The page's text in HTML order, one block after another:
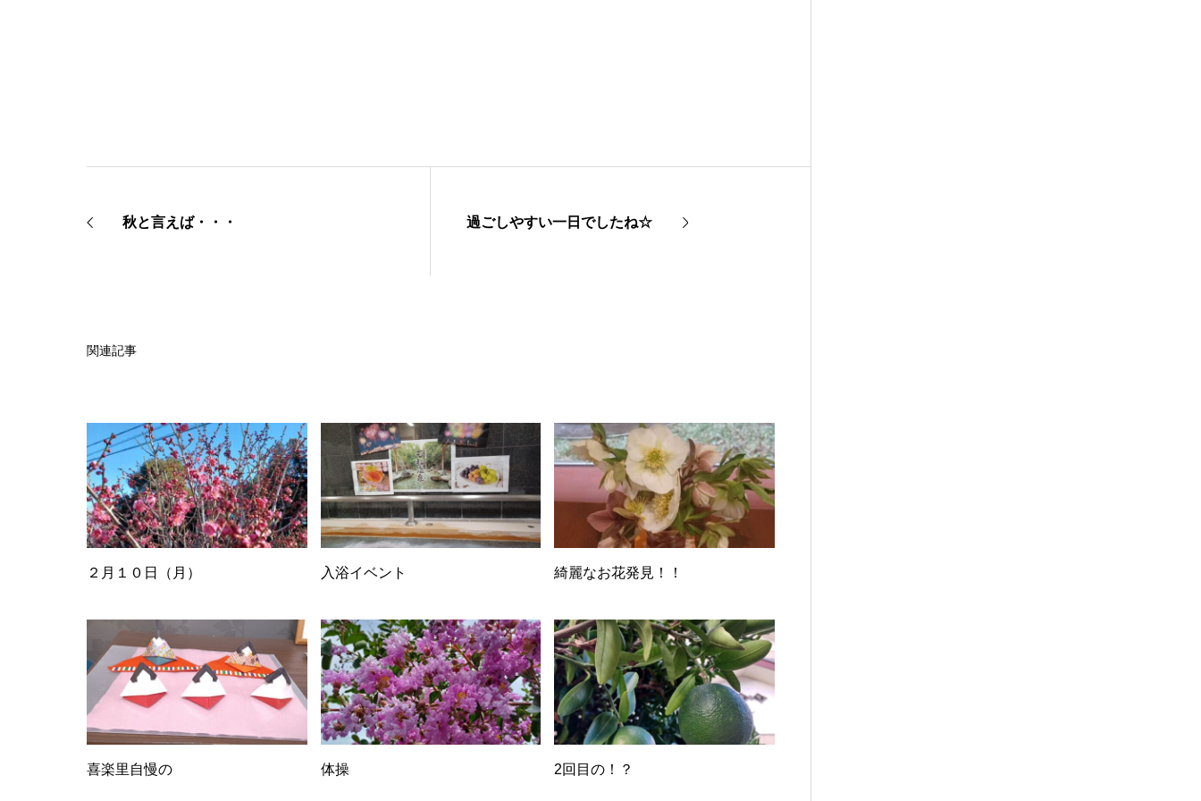
秋と言えば・・・ 過ごしやすい一日でしたね☆
関連記事
２月１０日（月） 入浴イベント 綺麗なお花発見！！
喜楽里自慢の 体操 2回目の！？